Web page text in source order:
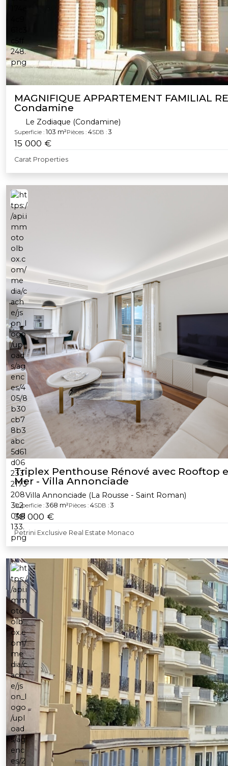
MAGNIFIQUE APPARTEMENT FAMILIAL
Condamine
Le Zodiaque (Condamine)
Superficie : 103 m²Pièces : 4SDB : 3
15 000 €
Carat Properties
Triplex Penthouse Rénové avec Rooftop
Mer - Villa Annonciade
Villa Annonciade (La Rousse - Saint Roman)
Superficie : 368 m²Pièces : 4SDB : 3
38 000 €
Petrini Exclusive Real Estate Monaco